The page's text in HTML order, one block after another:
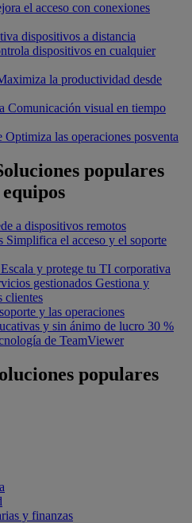
el acceso con conexiones
dispositivos a distancia
dispositivos en cualquier
la productividad desde
Comunicación visual en tiempo
Optimiza las operaciones posventa
populares
a dispositivos remotos
Simplifica el acceso y el soporte
Escala y protege tu TI corporativa
gestionados Gestiona y
clientes
y las operaciones
y sin ánimo de lucro 30 %
de TeamViewer
populares
y finanzas